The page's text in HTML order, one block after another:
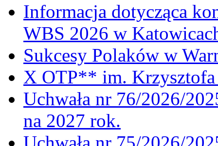
Informacja dotycząca
WBS 2026 w
Sukcesy Polaków w
X OTP** im. Krzysztofa
Uchwała nr 76/2026/
na 2027 rok.